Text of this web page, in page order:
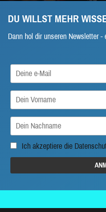
DU WILLST MEHR
Dann hol dir unseren Newsletter
Ich akzeptiere die